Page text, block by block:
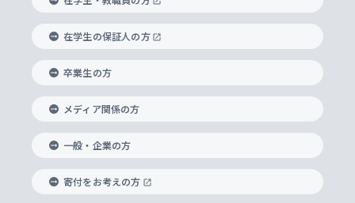
外国語学部
総合グローバル学部
国際教養学部
理工学部
思考と表現
データサイエンス
上智大学で学ぶ
海外で学ぶ
大学院
神学研究科
実践宗教学研究科
助産学専攻科
生涯学習
グローバル・コンサーン研究所
比較文化研究所
ヨーロッパ研究所
アジア文化研究所
重点領域研究・自由課題研究
研究活動に関する法令・研究費の使用について
心身の健康相談
ハラスメント防止の取り組み
障がいのある学生への支援
キャリア形成サポート
キャリア形成支援プログラム
就職（内定先）・進路統計
住まいのサポート
研究生・外国人特別研究生・国費留学生
交換留学生(海外大学から上智大学で学ぶ)
ノンディグリー生
Sophia Short-term Program受講生
上智大学の理念
上智大学の沿革
ソフィア・アーカイブズ
上智大学とカトリック
グローバルエンゲージメント
上智大学を訪れた世界の知性
国連Weeks・アフリカWeeks
上智大学公式ソーシャルメディア
学校法人上智学院について
数字で見る上智大学
在学生の保証人の方
卒業生の方
メディア関係の方
一般・企業の方
寄付をお考えの方